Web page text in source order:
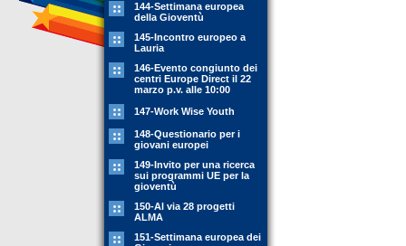
144-Settimana europea
della Gioventù
145-Incontro europeo a
Lauria
146-Evento congiunto dei
centri Europe Direct il 22
marzo p.v. alle 10:00
147-Work Wise Youth
148-Questionario per i
giovani europei
149-Invito per una ricerca
sui programmi UE per la
gioventù
150-Al via 28 progetti
ALMA
151-Settimana europea dei